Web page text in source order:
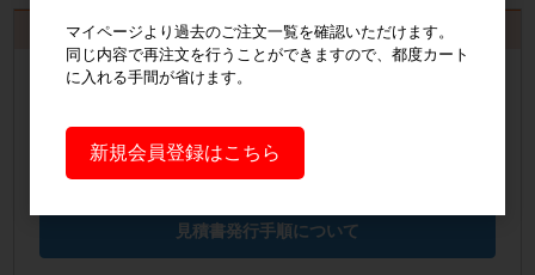
お見積書・納品書発行のご案内
会員登録するといつでも発行可能！
会員登録はこちら
見積書の発行手順についてご案内
見積書発行手順について
マイページより過去のご注文一覧を確認いただけます。
同じ内容で再注文を行うことができますので、都度カート
に入れる手間が省けます。
新規会員登録はこちら